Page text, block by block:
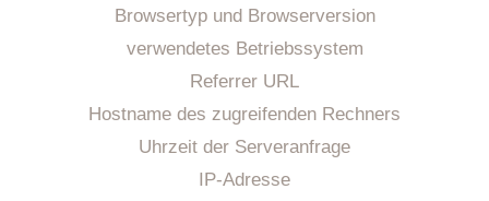
Browsertyp und Browserversion
verwendetes Betriebssystem
Referrer URL
Hostname des zugreifenden Rechners
Uhrzeit der Serveranfrage
IP-Adresse